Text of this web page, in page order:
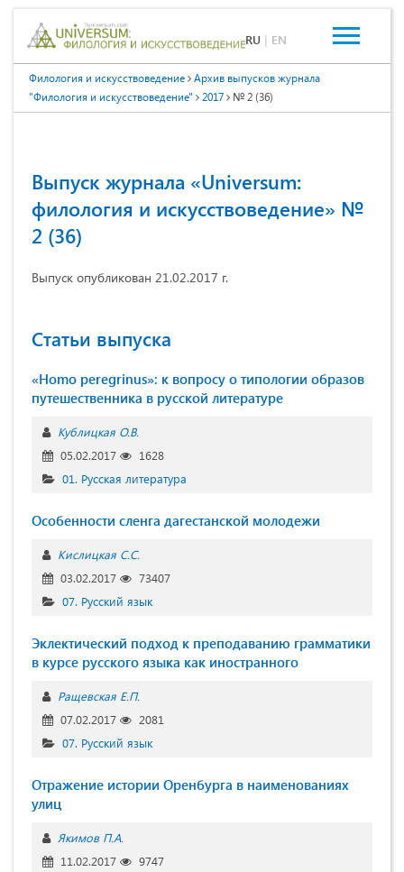
RU | EN
Филология и искусствоведение
Архив выпусков журнала
"Филология и искусствоведение"
2017 № 2 (36)
Выпуск журнала «Universum:
филология и искусствоведение» №
2 (36)
Выпуск опубликован 21.02.2017 г.
Статьи выпуска
«Homo peregrinus»: к вопросу о типологии образов
путешественника в русской литературе
Кублицкая О.В.
05.02.2017
1628
01. Русская литература
Особенности сленга дагестанской молодежи
Кислицкая С.С.
03.02.2017
73407
07. Русский язык
Эклектический подход к преподаванию грамматики
в курсе русского языка как иностранного
Ращевская Е.П.
07.02.2017
2081
07. Русский язык
Отражение истории Оренбурга в наименованиях
улиц
Якимов П.А.
11.02.2017
9747